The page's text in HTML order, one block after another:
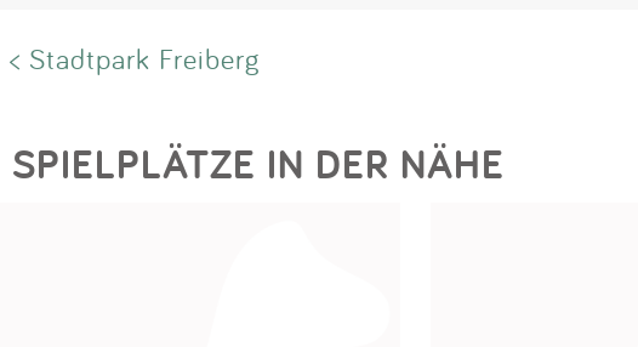
< Stadtpark Freiberg
SPIELPLÄTZE IN DER NÄHE